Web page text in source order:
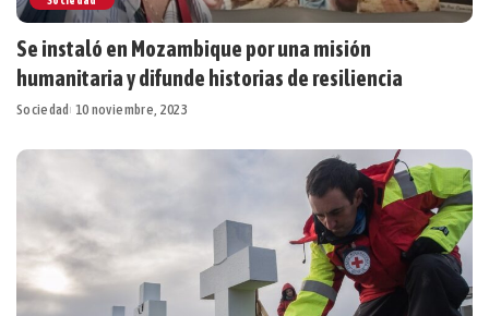
Se instaló en Mozambique por una misión
humanitaria y difunde historias de resiliencia
Sociedad 10 noviembre, 2023